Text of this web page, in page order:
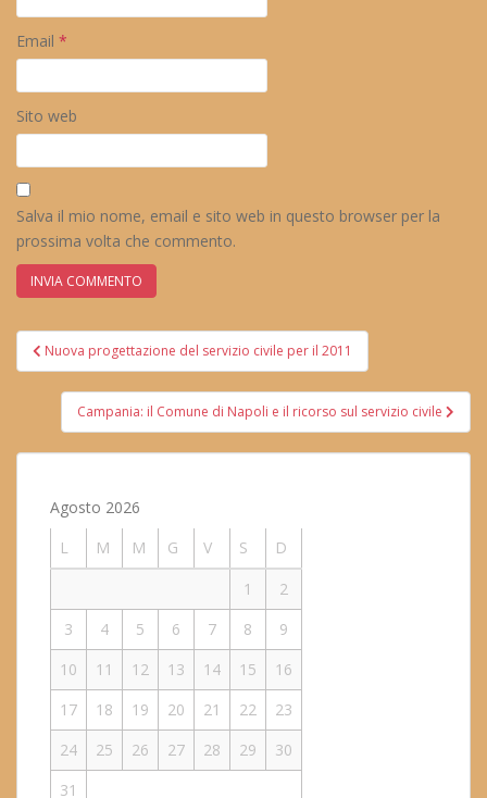
Email *
Sito web
Salva il mio nome, email e sito web in questo browser per la
prossima volta che commento.
Navigazione
articoli
Nuova progettazione del servizio civile per il 2011
Campania: il Comune di Napoli e il ricorso sul servizio civile
Agosto 2026
L
M M G V S
D
1
2
3
4 5 6 7 8
9
10
11 12 13 14 15
16
17
18 19 20 21 22
23
24
25 26 27 28 29
30
31